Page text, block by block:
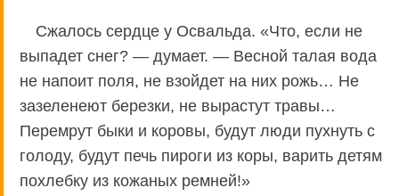
Сжалось сердце у Освальда. «Что, если не
выпадет снег? — думает. — Весной талая вода
не напоит поля, не взойдет на них рожь… Не
зазеленеют березки, не вырастут травы…
Перемрут быки и коровы, будут люди пухнуть с
голоду, будут печь пироги из коры, варить детям
похлебку из кожаных ремней!»